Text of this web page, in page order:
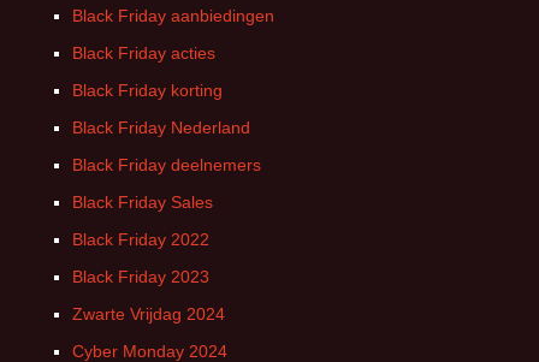
Black Friday aanbiedingen
Black Friday acties
Black Friday korting
Black Friday Nederland
Black Friday deelnemers
Black Friday Sales
Black Friday 2022
Black Friday 2023
Zwarte Vrijdag 2024
Cyber Monday 2024